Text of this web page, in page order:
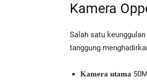
Kamera
Salah satu
tanggung
Kamera utama